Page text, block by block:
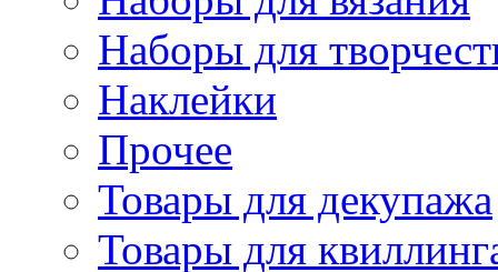
Наборы для
Наклейки
Прочее
Товары для декупажа
Товары для